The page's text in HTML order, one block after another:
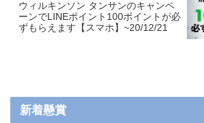
ウィルキンソン タンサンのキャンペ
ーンでLINEポイント100ポイントが必
ずもらえます【スマホ】~20/12/21
新着懸賞